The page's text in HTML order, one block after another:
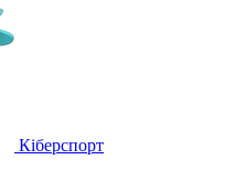
Кіберспорт